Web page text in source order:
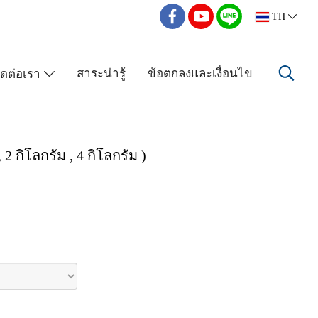
TH
ต่อเรา สาระน่ารู้ ข้อตกลงและเงื่อนไข
2 กิโลกรัม , 4 กิโลกรัม )